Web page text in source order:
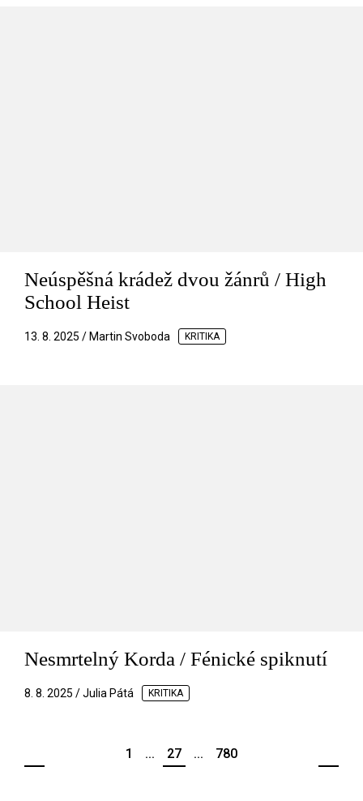
Neúspěšná krádež dvou žánrů / High
School Heist
13. 8. 2025 / Martin Svoboda KRITIKA
Nesmrtelný Korda / Fénické spiknutí
8. 8. 2025 / Julia Pátá KRITIKA
1 ... 27 ... 780